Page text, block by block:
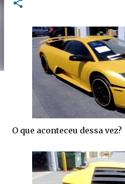
O que aconteceu dessa vez?